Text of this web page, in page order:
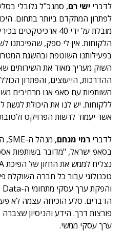
לדברי ישי רם
לפתרון המתקדם ביותר בתחום.
מובלת על ידי 40
הלקוחות. אין לי ספק, שהפיכתנו
בפעילותנו השוטפת ובהשגת
השוק מעריך מאוד את השירותים
ההדרכות, הייעוצים, והפתרון
השותפות עם סאפ אנו מרחיבים
ללקוחות. יש לנו את היכולת לגשת
אשר יעמוד לרשות הפרויקט
לדברי רמי מנחם
בסאפ ישראל, "מדובר בשותפות
טכנולוגי עבור כל חברה השוקלת
הדברים. סלע הוכיחה עצמה לא
פורצות דרך. הידע והניסיון
ערך עסקי ממשי.